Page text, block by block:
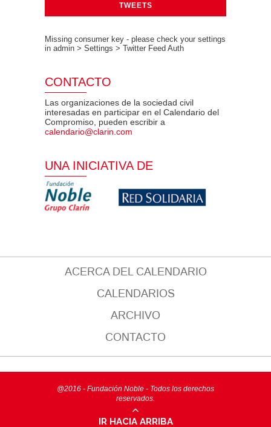
TWEETS
Missing consumer key - please check your settings
in admin > Settings > Twitter Feed Auth
CONTACTO
Las organizaciones de la sociedad civil
interesadas en participar en el Calendario del
Compromiso, pueden escribir a
calendario@clarin.com
UNA INICIATIVA DE
ACERCA DEL CALENDARIO
CALENDARIOS
ARCHIVO
CONTACTO
@2016 - Fundación Noble - Todos los derechos
reservados.
IR HACIA ARRIBA